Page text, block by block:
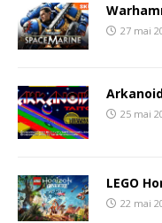
27 mai
25 mai
LEGO
22 mai